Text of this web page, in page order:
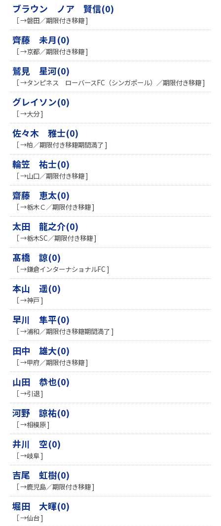
ブラウン ノア 賢信(0)
［ →磐田／期限付き移籍 ]
齊藤 未月(0)
［ →京都／期限付き移籍 ]
鷲見 星河(0)
［ →タンピネス ローバースFC（シンガポール）／期限付き移籍 ]
グレイソン(0)
［ →大分 ]
佐々木 雅士(0)
［ →柏／期限付き移籍期間満了 ]
輪笠 祐士(0)
［ →山口／期限付き移籍 ]
齋藤 恵太(0)
［ →栃木Ｃ／期限付き移籍 ]
太田 龍之介(0)
［ →栃木SC／期限付き移籍 ]
髙橋 諒(0)
［ →鎌倉インターナショナルFC ]
本山 遥(0)
［ →神戸 ]
早川 隼平(0)
［ →浦和／期限付き移籍期間満了 ]
田中 雄大(0)
［ →甲府／期限付き移籍 ]
山田 恭也(0)
［ →引退 ]
河野 諒祐(0)
［ →相模原 ]
井川 空(0)
［ →岐阜 ]
吉尾 虹樹(0)
［ →鹿児島／期限付き移籍 ]
堀田 大暉(0)
［ →仙台 ]